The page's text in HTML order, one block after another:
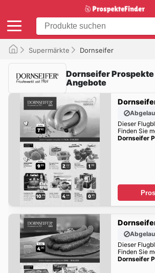
Supermärkte Dornseifer
Dornseifer
Angebote
Dieser
Finden Sie
Dornseifer
Dieser
Finden Sie
Dornseifer